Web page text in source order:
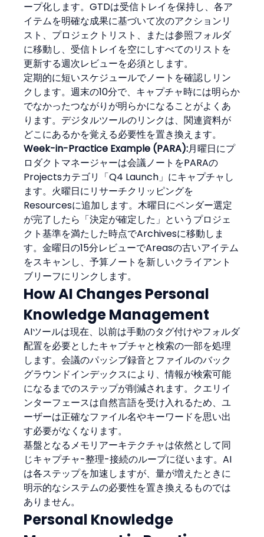
ープ化します。GTDは受信トレイを保持し、各ア
イテムを明確な成果に基づいて次のアクションリ
スト、プロジェクトリスト、または参照フォルダ
に移動し、受信トレイを空にしすべてのリストを
更新する週次レビューを必須とします。
定期的に短いスケジュールでノートを確認しリン
クします。週末の10分で、キャプチャ時には明らか
でなかったつながりが明らかになることがよくあ
ります。デジタルツールのリンクは、関連資料が
どこにあるかを覚える必要性を置き換えます。
Week-in-Practice Example (PARA):月曜日にプ
ロダクトマネージャーは会議ノートをPARAの
Projectsカテゴリ「Q4 Launch」にキャプチャし
ます。火曜日にリサーチクリッピングを
Resourcesに追加します。木曜日にベンダー選定
が完了したら「決定が確定した」というプロジェ
クト基準を満たした時点でArchivesに移動しま
す。金曜日の15分レビューでAreasの古いアイテム
をスキャンし、予算ノートを新しいクライアント
ブリーフにリンクします。
How AI Changes Personal
Knowledge Management
AIツールは現在、以前は手動のタグ付けやフォルダ
配置を必要としたキャプチャと検索の一部を処理
します。会議のパッシブ録音とファイルのバック
グラウンドインデックスにより、情報が検索可能
になるまでのステップが削減されます。クエリイ
ンターフェースは自然言語を受け入れるため、ユ
ーザーは正確なファイル名やキーワードを思い出
す必要がなくなります。
基盤となるメモリアーキテクチャは依然として同
じキャプチャ-整理-接続のループに従います。AI
は各ステップを加速しますが、量が増えたときに
明示的なシステムの必要性を置き換えるものでは
ありません。
Personal Knowledge